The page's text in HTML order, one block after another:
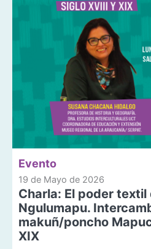
Evento
19 de Mayo de 2026
Charla: El poder textil
Ngulumapu.
makuñ/poncho
XIX